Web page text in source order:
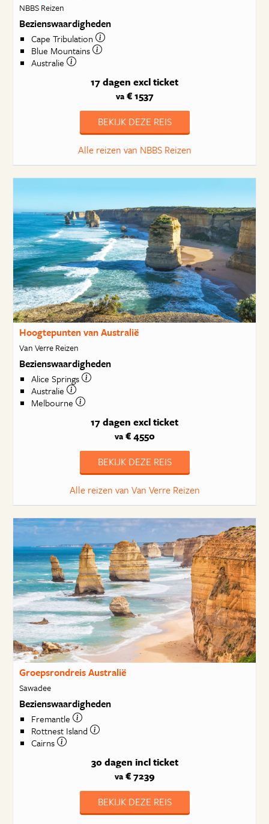
NBBS Reizen
Bezienswaardigheden
Cape Tribulation
Blue Mountains
Australie
17 dagen excl ticket
va€ 1537
BEKIJK DEZE REIS
Alle reizen van NBBS Reizen
Hoogtepunten van Australië
Van Verre Reizen
Bezienswaardigheden
Alice Springs
Australie
Melbourne
17 dagen excl ticket
va€ 4550
BEKIJK DEZE REIS
Alle reizen van Van Verre Reizen
Groepsrondreis Australië
Sawadee
Bezienswaardigheden
Fremantle
Rottnest Island
Cairns
30 dagen incl ticket
va€ 7239
BEKIJK DEZE REIS